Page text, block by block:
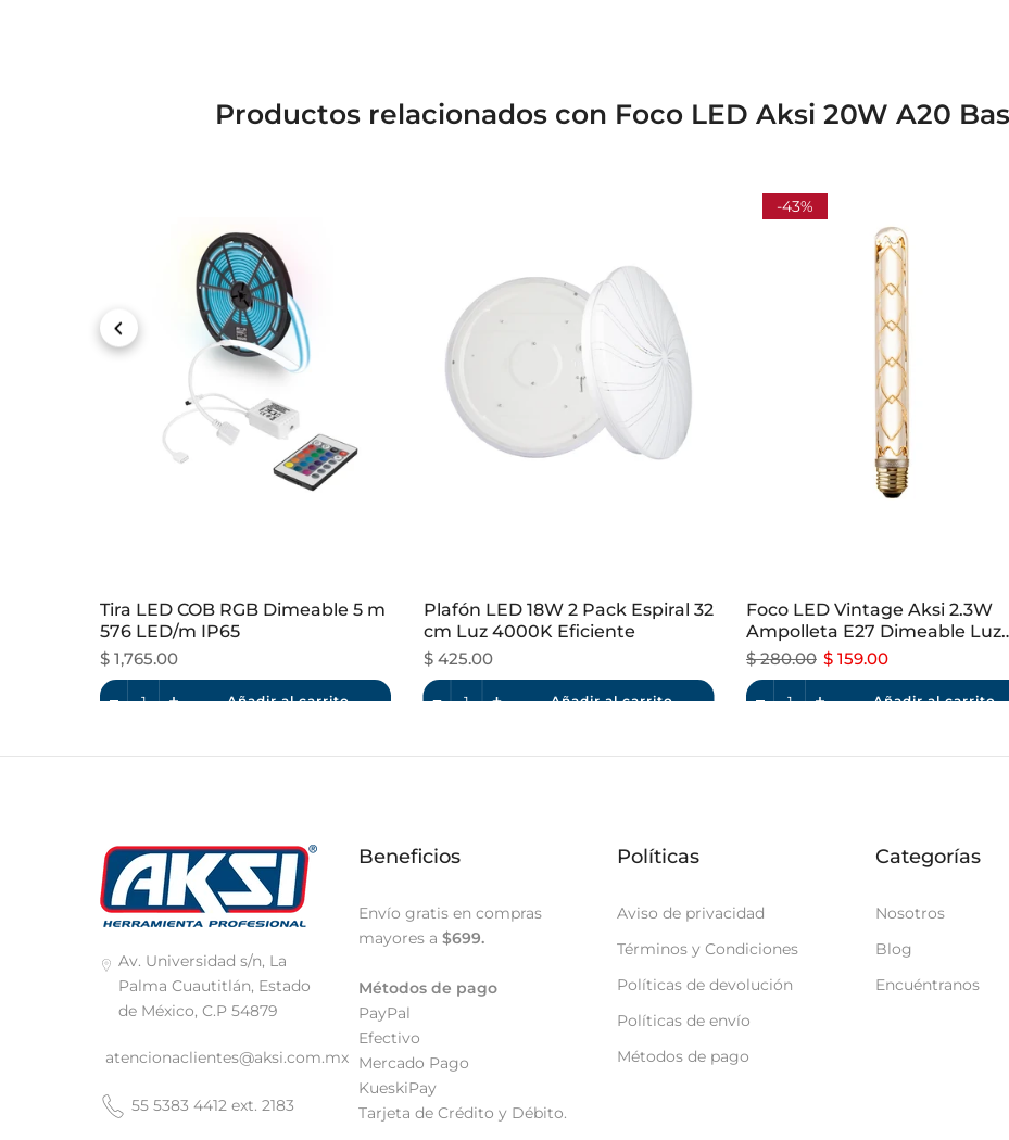
Productos relacionados con Foco LED Aksi 20W A20
Tira LED COB RGB Dimeable 5 m
576 LED/m IP65
$ 1,765.00
Añadir al carrito
Plafón LED 18W 2 Pack Espiral 32
cm Luz 4000K Eficiente
$ 425.00
Añadir al carrito
-43%
Foco LED Vintage Aksi 2.3W
Ampolleta E27 Dimeable Luz
Cálida
$ 280.00 $ 159.00
Añadir al carrito
Av. Universidad s/n, La
Palma Cuautitlán, Estado
de México, C.P 54879
atencionaclientes@aksi.com.mx
55 5383 4412 ext. 2183
Beneficios
Envío gratis en compras
mayores a $699.
Métodos de pago
PayPal
Efectivo
Mercado Pago
KueskiPay
Tarjeta de Crédito y Débito.
Políticas
Aviso de privacidad
Términos y Condiciones
Políticas de devolución
Políticas de envío
Métodos de pago
Categorías
Nosotros
Blog
Encuéntranos